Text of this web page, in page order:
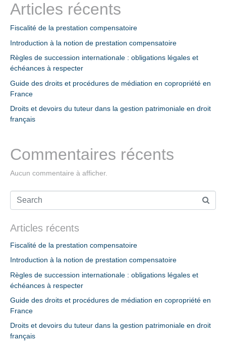
Articles récents
Fiscalité de la prestation compensatoire
Introduction à la notion de prestation compensatoire
Règles de succession internationale : obligations légales et
échéances à respecter
Guide des droits et procédures de médiation en copropriété en
France
Droits et devoirs du tuteur dans la gestion patrimoniale en droit
français
Commentaires récents
Aucun commentaire à afficher.
Articles récents
Fiscalité de la prestation compensatoire
Introduction à la notion de prestation compensatoire
Règles de succession internationale : obligations légales et
échéances à respecter
Guide des droits et procédures de médiation en copropriété en
France
Droits et devoirs du tuteur dans la gestion patrimoniale en droit
français